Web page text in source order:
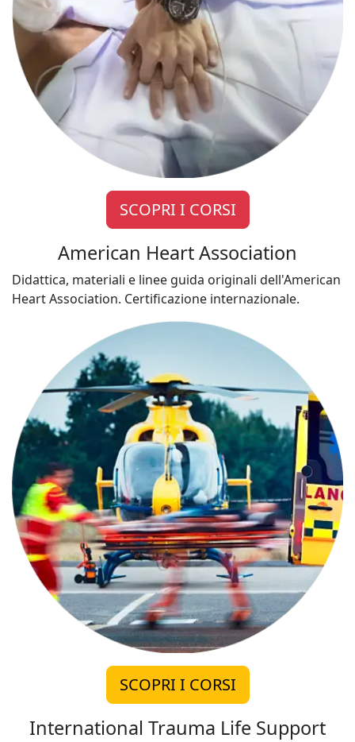
SCOPRI I CORSI
American Heart Association
Didattica, materiali e linee guida originali dell'American
Heart Association. Certificazione internazionale.
SCOPRI I CORSI
International Trauma Life Support